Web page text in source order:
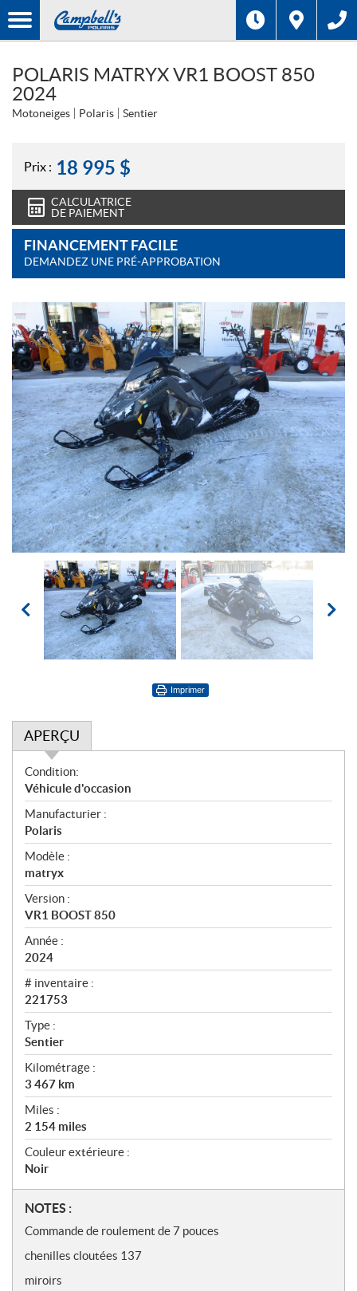
POLARIS MATRYX VR1 BOOST 850
2024
Motoneiges Polaris Sentier
Prix : 18 995 $
CALCULATRICE
DE PAIEMENT
FINANCEMENT FACILE
DEMANDEZ UNE PRÉ-APPROBATION
Imprimer
APERÇU
A
p
e
r
ç
u
Condition:
Véhicule d'occasion
Manufacturier :
Polaris
Modèle :
matryx
Version :
VR1 BOOST 850
Année :
2024
# inventaire :
221753
Type :
Sentier
Kilométrage :
3 467 km
Miles :
2 154 miles
Couleur extérieure :
Noir
N
o
e
s
NOTES :
Commande de roulement de 7 pouces
chenilles cloutées 137
miroirs